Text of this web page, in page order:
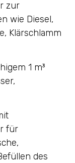
zur
wie Diesel,
Klärschlamm
1 m³
für
des